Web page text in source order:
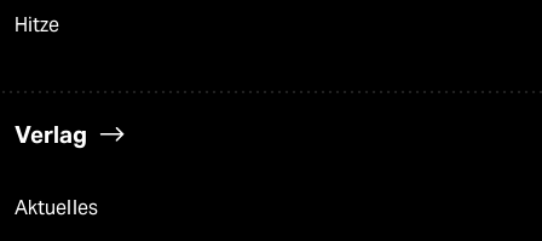
Hitze
Verlag
Aktuelles